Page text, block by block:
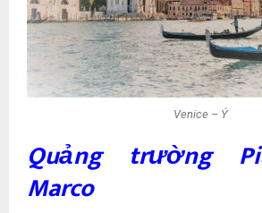
Venice – Ý
Quảng trường
Marco